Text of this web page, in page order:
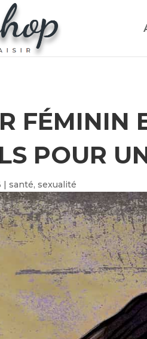
FÉMININ
POUR
|santé,sexualité